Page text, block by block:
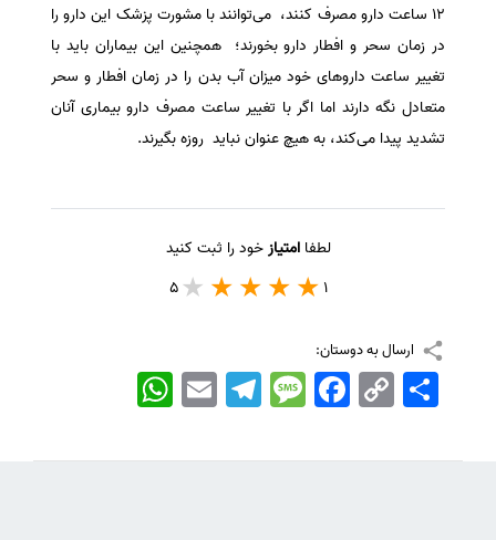
12 ساعت دارو مصرف کنند، می‌توانند با مشورت پزشک این دارو را
در زمان سحر و افطار دارو بخورند؛ همچنین این بیماران باید با
تغییر ساعت داروهای خود میزان آب بدن را در زمان افطار و سحر
متعادل نگه دارند اما اگر با تغییر ساعت مصرف دارو بیماری آنان
تشدید پیدا می‌کند، به هیچ عنوان نباید روزه بگیرند.
لطفاامتیازخود را ثبت کنید
1
5
ارسال به دوستان:
WhatsApp EmailTelegramMessageFacebook Copy
Link
اشتراک